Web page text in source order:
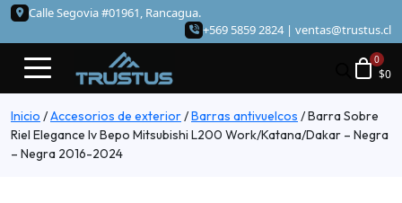
Calle Segovia #01961, Rancagua.
+569 5859 2824 | ventas@trustus.cl
$0
Inicio /Accesorios de exterior/Barras antivuelcos /Barra Sobre
Riel Elegance Iv Bepo Mitsubishi L200 Work/Katana/Dakar – Negra
– Negra 2016-2024